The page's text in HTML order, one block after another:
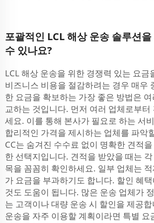
포괄적인 LCL 해상 운송 솔루션
수 있나요?
LCL 해상 운송을 위한 경쟁력 있는 요금
비즈니스 비용을 절감하려는 경우 매우
한 요금을 확보하는 가장 좋은 방법은
교하는 것입니다. 먼저 여러 업체로부터
세요. 이를 통해 본사가 필요로 하는 서
합리적인 가격을 제시하는 업체를 파악
CC는 숨겨진 수수료 없이 명확한 견적
한 선택지입니다. 견적을 받았을 때는
목을 꼼꼼히 확인하세요. 일부 업체는
가 요금을 부과하기도 합니다. 할인 혜
것도 도움이 됩니다. 많은 운송 업체가
는 고객이나 대량 운송 시 할인을 제공
운송을 자주 이용할 계획이라면 특별 요